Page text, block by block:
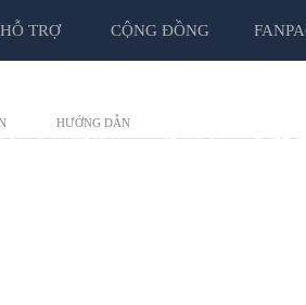
HỖ TRỢ CỘNG ĐỒNG
HƯỚNG DẪN